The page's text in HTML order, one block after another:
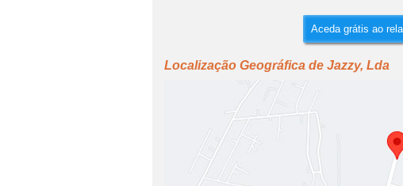
Aceda grátis ao
Localização Geográfica de Jazzy, Lda